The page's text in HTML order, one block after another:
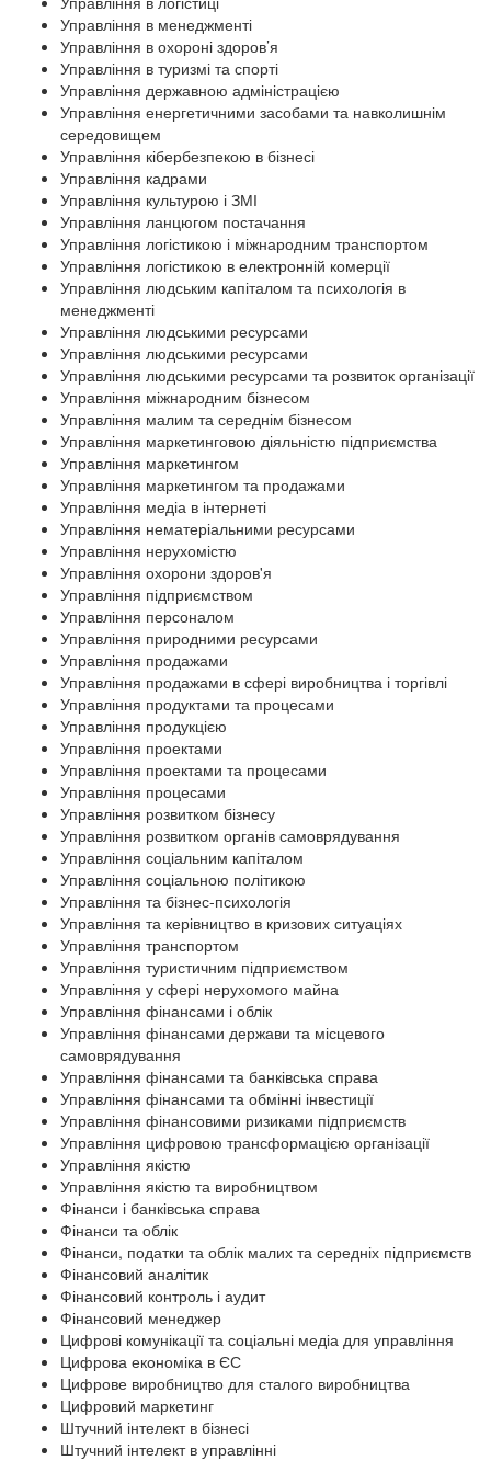
Управління в менеджменті
Управління в охороні здоров’я
Управління в туризмі та спорті
Управління державною адміністрацією
Управління енергетичними засобами та навколишнім
середовищем
Управління кібербезпекою в бізнесі
Управління кадрами
Управління культурою і ЗМІ
Управління ланцюгом постачання
Управління логістикою і міжнародним транспортом
Управління логістикою в електронній комерції
Управління людським капіталом та психологія в
менеджменті
Управління людськими ресурсами
Управління людськими ресурсами
Управління людськими ресурсами та розвиток організації
Управління міжнародним бізнесом
Управління малим та середнім бізнесом
Управління маркетинговою діяльністю підприємства
Управління маркетингом
Управління маркетингом та продажами
Управління медіа в інтернеті
Управління нематеріальними ресурсами
Управління нерухомістю
Управління охорони здоров'я
Управління підприємством
Управління персоналом
Управління природними ресурсами
Управління продажами
Управління продажами в сфері виробництва і торгівлі
Управління продуктами та процесами
Управління продукцією
Управління проектами
Управління проектами та процесами
Управління процесами
Управління розвитком бізнесу
Управління розвитком органів самоврядування
Управління соціальним капіталом
Управління соціальною політикою
Управління та бізнес-психологія
Управління та керівництво в кризових ситуаціях
Управління транспортом
Управління туристичним підприємством
Управління у сфері нерухомого майна
Управління фінансами і облік
Управління фінансами держави та місцевого
самоврядування
Управління фінансами та банківська справа
Управління фінансами та обмінні інвестиції
Управління фінансовими ризиками підприємств
Управління цифровою трансформацією організації
Управління якістю
Управління якістю та виробництвом
Фінанси і банківська справа
Фінанси та облік
Фінанси, податки та облік малих та середніх підприємств
Фінансовий аналітик
Фінансовий контроль і аудит
Фінансовий менеджер
Цифрові комунікації та соціальні медіа для управління
Цифрова економіка в ЄС
Цифрове виробництво для сталого виробництва
Цифровий маркетинг
Штучний інтелект в бізнесі
Штучний інтелект в управлінні